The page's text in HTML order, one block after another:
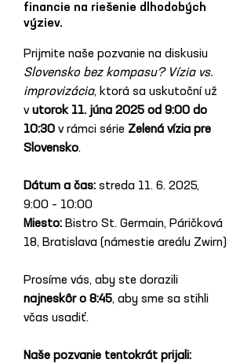
financie na riešenie dlhodobých
výziev.
Prijmite naše pozvanie na diskusiu
Slovensko bez kompasu? Vízia vs.
improvizácia, ktorá sa uskutoční už
v utorok 11. júna 2025 od 9:00 do
10:30 v rámci série Zelená vízia pre
Slovensko.
Dátum a čas: streda 11. 6. 2025,
9:00 – 10:00
Miesto: Bistro St. Germain, Páričková
18, Bratislava (námestie areálu Zwirn)
Prosíme vás, aby ste dorazili
najneskôr o 8:45, aby sme sa stihli
včas usadiť.
Naše pozvanie tentokrát prijali: